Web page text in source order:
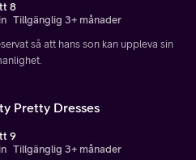
8
Tillgänglig 3+ månader
så att hans son kan uppleva sin
Pretty Dresses
9
Tillgänglig 3+ månader